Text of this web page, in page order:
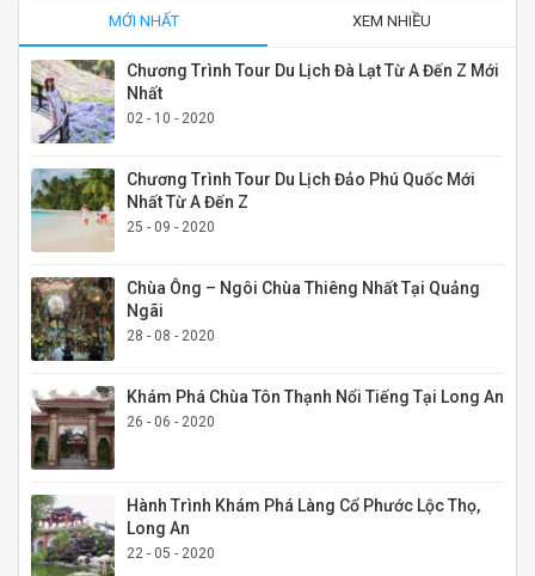
MỚI NHẤT XEM NHIỀU
Chương Trình Tour Du Lịch Đà Lạt Từ A Đến Z Mới
Nhất
02 - 10 - 2020
Chương Trình Tour Du Lịch Đảo Phú Quốc Mới
Nhất Từ A Đến Z
25 - 09 - 2020
Chùa Ông – Ngôi Chùa Thiêng Nhất Tại Quảng
Ngãi
28 - 08 - 2020
Khám Phá Chùa Tôn Thạnh Nổi Tiếng Tại Long An
26 - 06 - 2020
Hành Trình Khám Phá Làng Cổ Phước Lộc Thọ,
Long An
22 - 05 - 2020